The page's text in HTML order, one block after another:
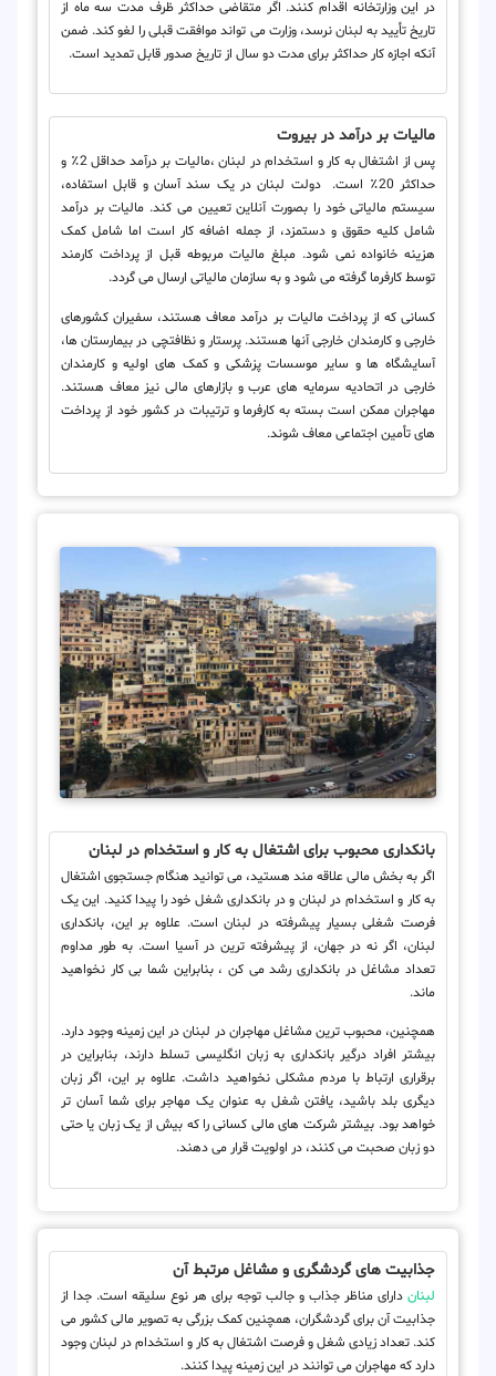
در این وزارتخانه اقدام کنند. اگر متقاضی حداکثر ظرف مدت سه ماه از
تاریخ تأیید به لبنان نرسد، وزارت می تواند موافقت قبلی را لغو کند. ضمن
آنکه اجازه کار حداکثر برای مدت دو سال از تاریخ صدور قابل تمدید است.
مالیات بر درآمد در بیروت
پس از اشتغال به کار و استخدام در لبنان ،مالیات بر درآمد حداقل 2٪ و
حداکثر 20٪ است. دولت لبنان در یک سند آسان و قابل استفاده،
سیستم مالیاتی خود را بصورت آنلاین تعیین می کند. مالیات بر درآمد
شامل کلیه حقوق و دستمزد، از جمله اضافه کار است اما شامل کمک
هزینه خانواده نمی شود. مبلغ مالیات مربوطه قبل از پرداخت کارمند
توسط کارفرما گرفته می شود و به سازمان مالیاتی ارسال می گردد.
کسانی که از پرداخت مالیات بر درآمد معاف هستند، سفیران کشورهای
خارجی و کارمندان خارجی آنها هستند. پرستار و نظافتچی در بیمارستان ها،
آسایشگاه ها و سایر موسسات پزشکی و کمک های اولیه و کارمندان
خارجی در اتحادیه سرمایه های عرب و بازارهای مالی نیز معاف هستند.
مهاجران ممکن است بسته به کارفرما و ترتیبات در کشور خود از پرداخت
های تأمین اجتماعی معاف شوند.
بانکداری محبوب برای اشتغال به کار و استخدام در لبنان
اگر به بخش مالی علاقه مند هستید، می توانید هنگام جستجوی اشتغال
به کار و استخدام در لبنان و در بانکداری شغل خود را پیدا کنید. این یک
فرصت شغلی بسیار پیشرفته در لبنان است. علاوه بر این، بانکداری
لبنان، اگر نه در جهان، از پیشرفته ترین در آسیا است. به طور مداوم
تعداد مشاغل در بانکداری رشد می کن ، بنابراین شما بی کار نخواهید
ماند.
همچنین، محبوب ترین مشاغل مهاجران در لبنان در این زمینه وجود دارد.
بیشتر افراد درگیر بانکداری به زبان انگلیسی تسلط دارند، بنابراین در
برقراری ارتباط با مردم مشکلی نخواهید داشت. علاوه بر این، اگر زبان
دیگری بلد باشید، یافتن شغل به عنوان یک مهاجر برای شما آسان تر
خواهد بود. بیشتر شرکت های مالی کسانی را که بیش از یک زبان یا حتی
دو زبان صحبت می کنند، در اولویت قرار می دهند.
جذابیت های گردشگری و مشاغل مرتبط آن
لبنان دارای مناظر جذاب و جالب توجه برای هر نوع سلیقه است. جدا از
جذابیت آن برای گردشگران، همچنین کمک بزرگی به تصویر مالی کشور می
کند. تعداد زیادی شغل و فرصت اشتغال به کار و استخدام در لبنان وجود
دارد که مهاجران می توانند در این زمینه پیدا کنند.